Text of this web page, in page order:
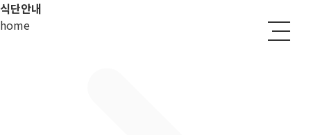
식단안내
home